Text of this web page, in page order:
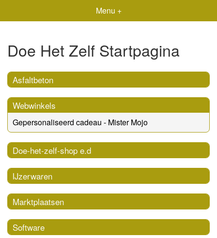
Menu +
Doe Het Zelf Startpagina
Asfaltbeton
Webwinkels
Gepersonaliseerd cadeau - Mister Mojo
Doe-het-zelf-shop e.d
IJzerwaren
Marktplaatsen
Software